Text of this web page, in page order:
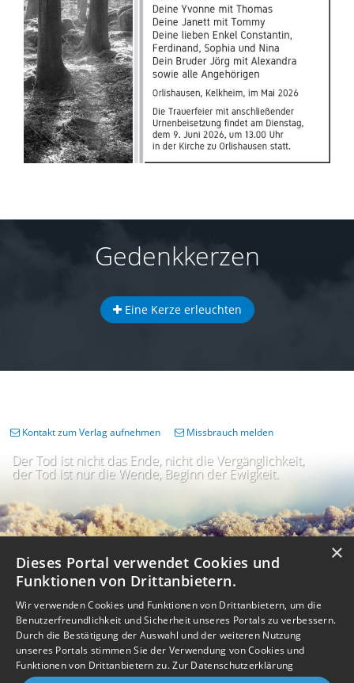
Gedenkkerzen
Eine Kerze erleuchten
Der Tod ist nicht das Ende, nicht die Vergänglichkeit,
der Tod ist nur die Wende, Beginn der Ewigkeit.
Kontakt zum Verlag aufnehmen Missbrauch melden
Impressum Nutzungsbedingungen Datenschutz
AGB
Barrierefreiheit
Barriere melden
I
m
Accessibility-Modus aktivieren
IKontrastmodus aktivieren
×
Dieses Portal verwendet Cookies und
Funktionen von Drittanbietern.
Wir verwenden Cookies und Funktionen von Drittanbietern, um die
Benutzerfreundlichkeit und Sicherheit unseres Portals zu verbessern.
Durch die Bestätigung der Auswahl und der weiteren Nutzung
unseres Portals stimmen Sie der Verwendung von Cookies und
Funktionen von Drittanbietern zu.Zur Datenschutzerklärung